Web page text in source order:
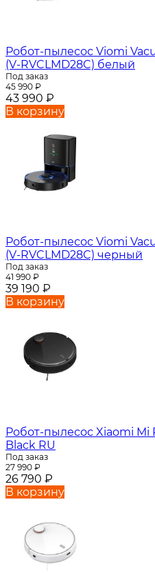
Робот-пылесос Viomi
(V-RVCLMD28C) белый
Под заказ
45 990 ₽
43 990 ₽
В корзину
Робот-пылесос Viomi
(V-RVCLMD28C) черный
Под заказ
41 990 ₽
39 190 ₽
В корзину
Робот-пылесос Xiaomi Mi
Black RU
Под заказ
27 990 ₽
26 790 ₽
В корзину